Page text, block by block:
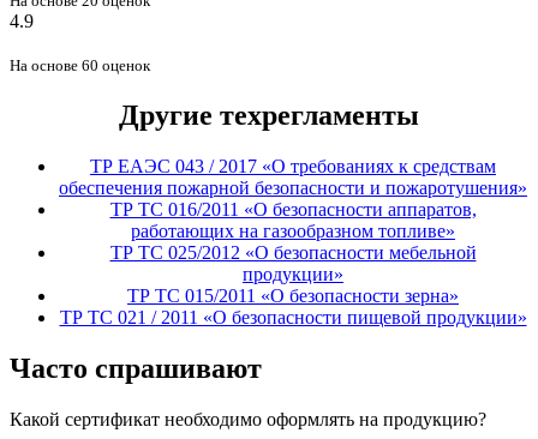
4.9
На основе 60 оценок
Другие техрегламенты
ТР ЕАЭС 043 / 2017 «О требованиях к средствам
обеспечения пожарной безопасности и пожаротушения»
ТР ТС 016/2011 «О безопасности аппаратов,
работающих на газообразном топливе»
ТР ТС 025/2012 «О безопасности мебельной
продукции»
ТР ТС 015/2011 «О безопасности зерна»
ТР ТС 021 / 2011 «О безопасности пищевой продукции»
Часто спрашивают
Какой сертификат необходимо оформлять на продукцию?